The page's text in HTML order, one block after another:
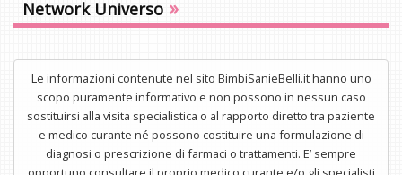
Network Universo »
Le informazioni contenute nel sito BimbiSanieBelli.it hanno uno
scopo puramente informativo e non possono in nessun caso
sostituirsi alla visita specialistica o al rapporto diretto tra paziente
e medico curante né possono costituire una formulazione di
diagnosi o prescrizione di farmaci o trattamenti. E’ sempre